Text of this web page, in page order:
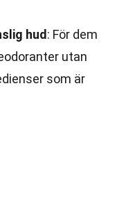
hud : För dem
utan
som är